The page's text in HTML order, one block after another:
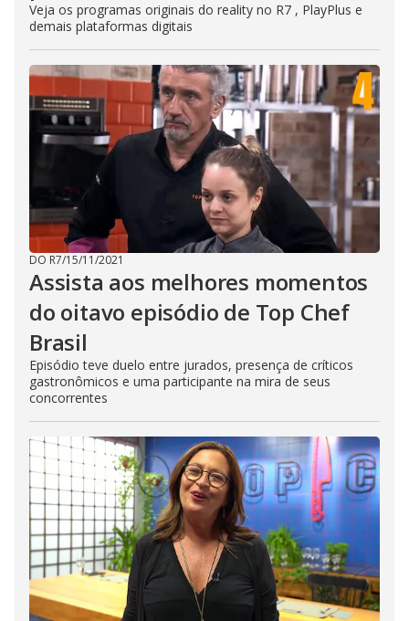
Veja os programas originais do reality no R7 , PlayPlus e
demais plataformas digitais
DO R7/15/11/2021
Assista aos melhores momentos
do oitavo episódio de Top Chef
Brasil
Episódio teve duelo entre jurados, presença de críticos
gastronômicos e uma participante na mira de seus
concorrentes